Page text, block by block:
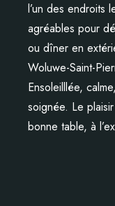
l’un des endroits
agréables pour
ou dîner en
Woluwe-Saint-
Ensoleilllée, calme,
soignée. Le
bonne table, à